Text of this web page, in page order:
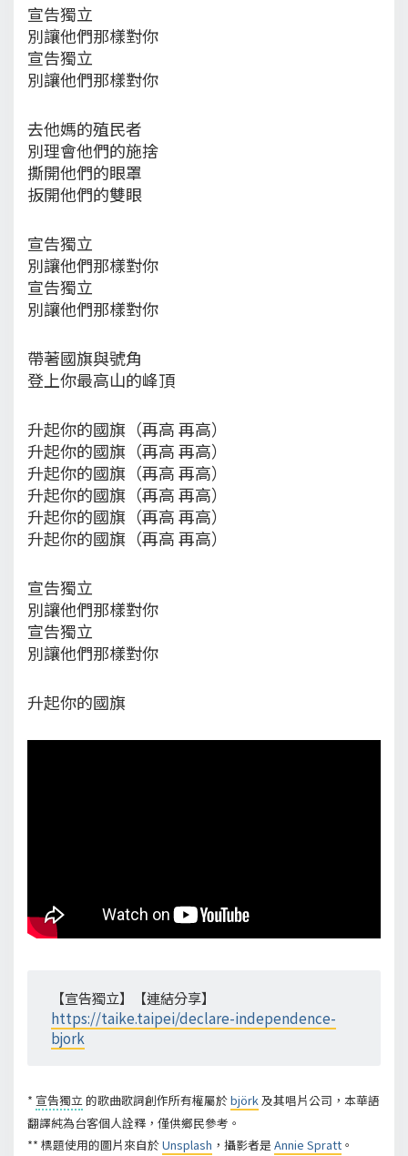
宣告獨立
別讓他們那樣對你
宣告獨立
別讓他們那樣對你
去他媽的殖民者
別理會他們的施捨
撕開他們的眼罩
扳開他們的雙眼
宣告獨立
別讓他們那樣對你
宣告獨立
別讓他們那樣對你
帶著國旗與號角
登上你最高山的峰頂
升起你的國旗（再高 再高）
升起你的國旗（再高 再高）
升起你的國旗（再高 再高）
升起你的國旗（再高 再高）
升起你的國旗（再高 再高）
升起你的國旗（再高 再高）
宣告獨立
別讓他們那樣對你
宣告獨立
別讓他們那樣對你
升起你的國旗
【宣告獨立】【連結分享】
https://taike.taipei/declare-independence-
bjork
* 宣告獨立 的歌曲歌詞創作所有權屬於björk 及其唱片公司，本華語
翻譯純為台客個人詮釋，僅供鄉民參考。
** 標題使用的圖片來自於Unsplash ，攝影者是 Annie Spratt 。